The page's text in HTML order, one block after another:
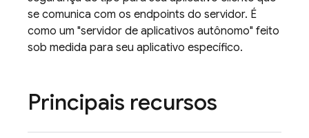
se comunica com os endpoints do servidor. É
como um "servidor de aplicativos autônomo" feito
sob medida para seu aplicativo específico.
Principais recursos